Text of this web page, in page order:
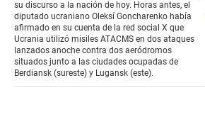
su discurso a la nación de hoy. Horas antes, el
diputado ucraniano Oleksí Goncharenko había
afirmado en su cuenta de la red social X que
Ucrania utilizó misiles ATACMS en dos ataques
lanzados anoche contra dos aeródromos
situados junto a las ciudades ocupadas de
Berdiansk (sureste) y Lugansk (este).